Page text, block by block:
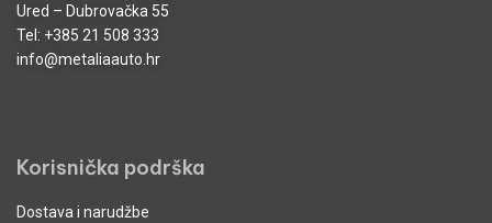
Ured – Dubrovačka 55
Tel: +385 21 508 333
info@metaliaauto.hr
Korisnička podrška
Dostava i narudžbe